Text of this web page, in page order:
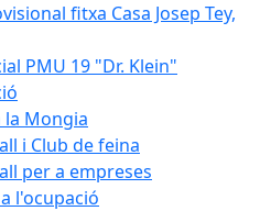
fitxa Casa Josep Tey,
PMU 19 "Dr. Klein"
Mongia
i Club de feina
per a empreses
l'ocupació